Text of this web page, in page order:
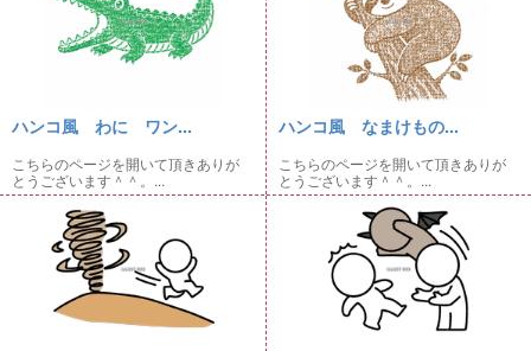
ハンコ風 わに ワン...
こちらのページを開いて頂きありが
とうございます＾＾。...
ハンコ風 なまけもの...
こちらのページを開いて頂きありが
とうございます＾＾。...